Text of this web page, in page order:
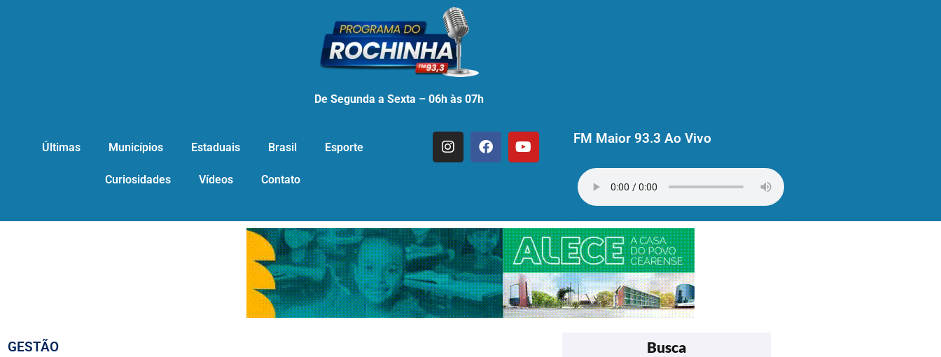
De Segunda a Sexta – 06h às 07h
Últimas Municípios Estaduais Brasil Esporte
Curiosidades Vídeos Contato
FM Maior 93.3 Ao Vivo
GESTÃO Busca